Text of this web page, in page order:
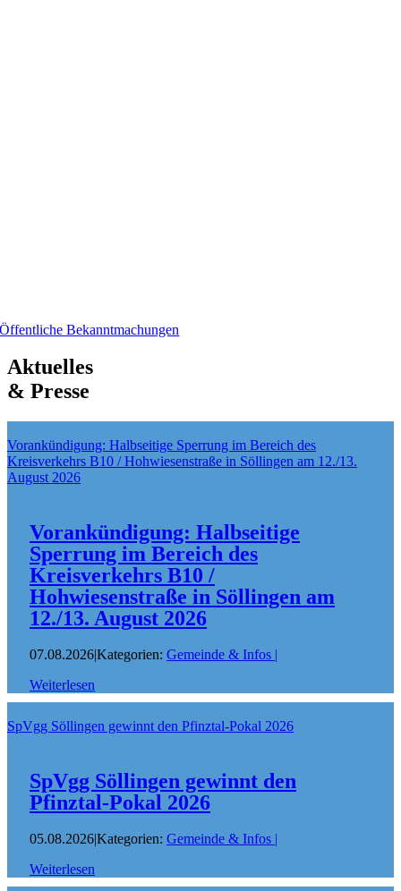
Öffentliche Bekanntmachungen
Aktuelles
& Presse
Vorankündigung: Halbseitige Sperrung im Bereich des
Kreisverkehrs B10 / Hohwiesenstraße in Söllingen am 12./13.
August 2026
Vorankündigung: Halbseitige
Sperrung im Bereich des
Kreisverkehrs B10 /
Hohwiesenstraße in Söllingen am
12./13. August 2026
07.08.2026|Kategorien: Gemeinde & Infos |
Weiterlesen
SpVgg Söllingen gewinnt den Pfinztal-Pokal 2026
SpVgg Söllingen gewinnt den
Pfinztal-Pokal 2026
05.08.2026|Kategorien: Gemeinde & Infos |
Weiterlesen